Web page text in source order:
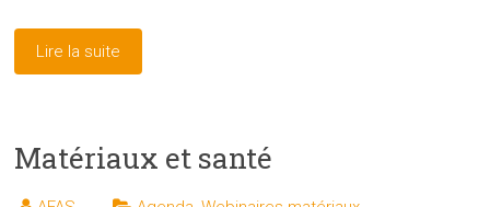
Lire la suite
Matériaux et santé